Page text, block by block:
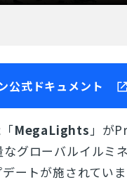
公式ドキュメント
MegaLights」が
グローバルイルミ
ートが施されていま